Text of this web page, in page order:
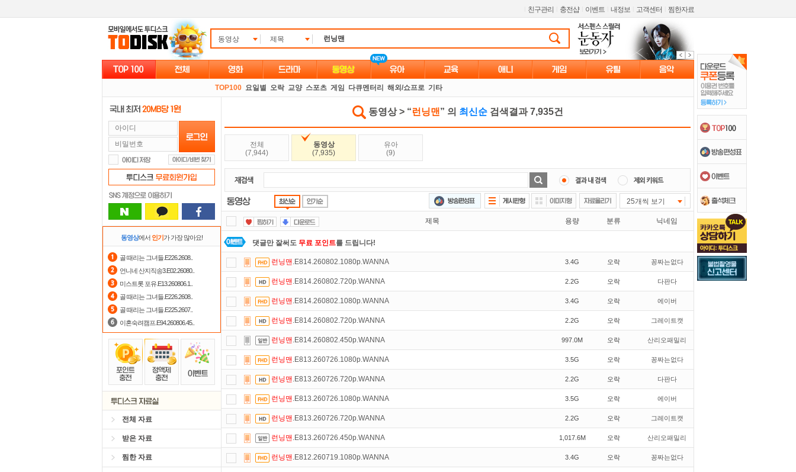
친구관리 충전샵 이벤트 내정보 고객센터 찜한자료
동영상 제목
TOP100 요일별 오락 교양 스포츠 게임 다큐멘터리 해외/쇼프로 기타
동영상에서 인기가 가장 많아요!
골 때리는 그녀들.E226.2608..
언니네 산지직송3.E02.26080..
미스트롯 포유.E13.260806.1..
골 때리는 그녀들.E226.2608..
골 때리는 그녀들.E225.2607..
이혼숙려캠프.E94.260806.45..
전체 자료
받은 자료
찜한 자료
동영상 > “런닝맨 ” 의 최신순검색결과 7,935건
전체
(7,944)
동영상
(7,935)
유아
(9)
25개씩 보기
제목 용량 분류 닉네임
댓글만 잘써도 무료 포인트를 드립니다!
숨어있는 카드 마일리지 조회하고100% 무료충전!
스마트TV로 투디스크영화,드라마,예능보자!
출석체크이벤트! 출석체크!
포인트할인쿠폰 사용방법안내
자녀보호기능으로 가족과 함께 투디스크를 이용하세요~
요즘 뭐가 재밌지?고민되면 눌러봐!투스토리~
런닝맨.E814.260802.1080p.WANNA 3.4G 오락 꽁짜는없다
런닝맨.E814.260802.720p.WANNA 2.2G 오락 다판다
런닝맨.E814.260802.1080p.WANNA 3.4G 오락 에이버
런닝맨.E814.260802.720p.WANNA 2.2G 오락 그레이트캣
런닝맨.E814.260802.450p.WANNA 997.0M 오락 산리오패밀리
런닝맨.E813.260726.1080p.WANNA 3.5G 오락 꽁짜는없다
런닝맨.E813.260726.720p.WANNA 2.2G 오락 다판다
런닝맨.E813.260726.1080p.WANNA 3.5G 오락 에이버
런닝맨.E813.260726.720p.WANNA 2.2G 오락 그레이트캣
런닝맨.E813.260726.450p.WANNA 1,017.6M 오락 산리오패밀리
런닝맨.E812.260719.1080p.WANNA 3.4G 오락 꽁짜는없다